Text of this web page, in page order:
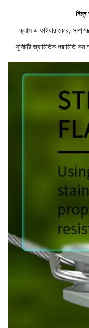
নিম্ন
ক্লাস এ ফাইবার কোর,
সুনির্দিষ্ট জ্যামিতিক পরামিতি